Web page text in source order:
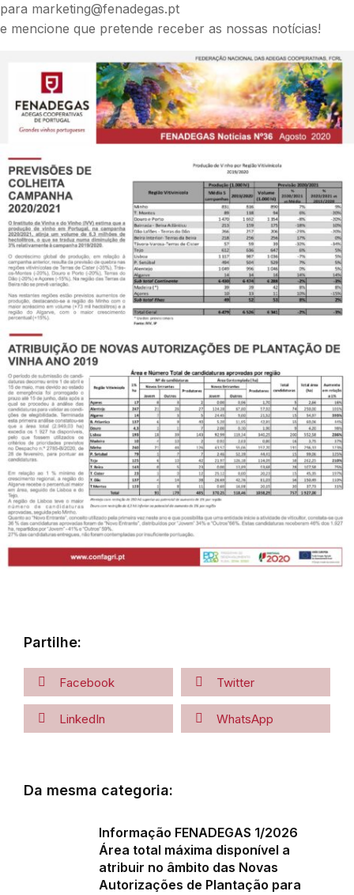
para marketing@fenadegas.pt
e mencione que pretende receber as nossas notícias!
Partilhe:
Facebook Twitter
LinkedIn WhatsApp
Da mesma categoria:
Informação FENADEGAS 1/2026
Área total máxima disponível a
atribuir no âmbito das Novas
Autorizações de Plantação para